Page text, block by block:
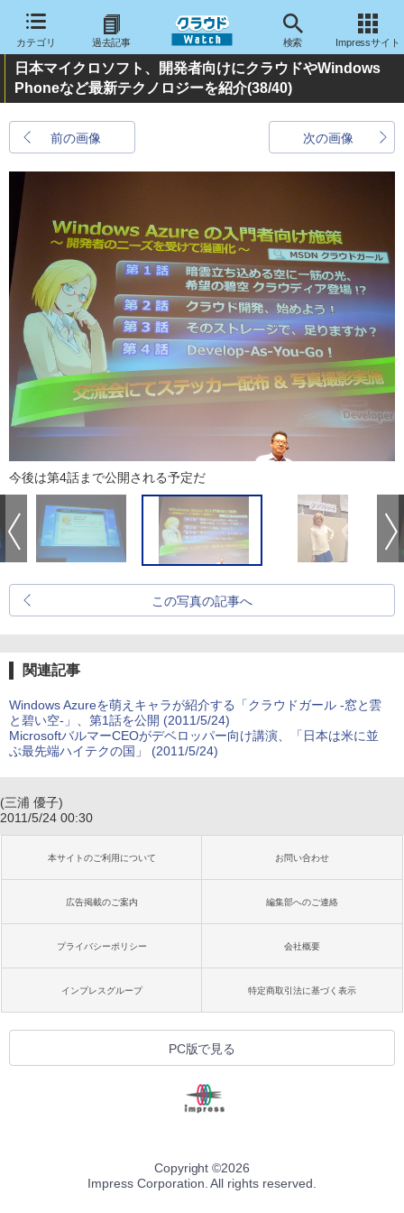
カテゴリ 過去記事 検索 Impressサイト
日本マイクロソフト、開発者向けにクラウドやWindows
Phoneなど最新テクノロジーを紹介(38/40)
前の画像 次の画像
今後は第4話まで公開される予定だ
この写真の記事へ
関連記事
Windows Azureを萌えキャラが紹介する「クラウドガール -窓と雲
と碧い空-」、第1話を公開 (2011/5/24)
MicrosoftバルマーCEOがデベロッパー向け講演、「日本は米に並
ぶ最先端ハイテクの国」 (2011/5/24)
(三浦 優子)
2011/5/24 00:30
本サイトのご利用について お問い合わせ
広告掲載のご案内 編集部へのご連絡
プライバシーポリシー 会社概要
インプレスグループ 特定商取引法に基づく表示
PC版で見る
Copyright ©2026
Impress Corporation. All rights reserved.